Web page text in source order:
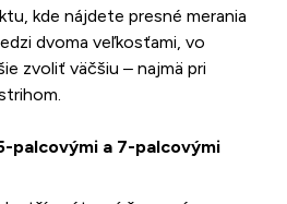
kde nájdete presné merania
dvoma veľkosťami, vo
zvoliť väčšiu – najmä pri
palcovými a 7-palcovými